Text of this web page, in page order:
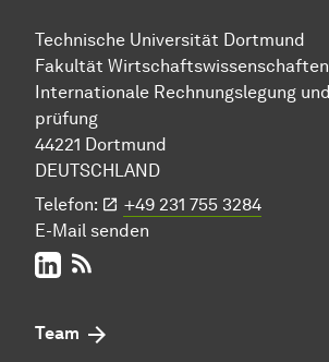
Technische Uni­ver­si­tät Dort­mund
Fakultät Wirtschafts­wissen­schaften
Internationale Rech­nungs­legung und
prüfung
44221 Dort­mund
DEUTSCHLAND
Telefon:
+49 231 755 3284
E-Mail senden
LinkedIn
Team